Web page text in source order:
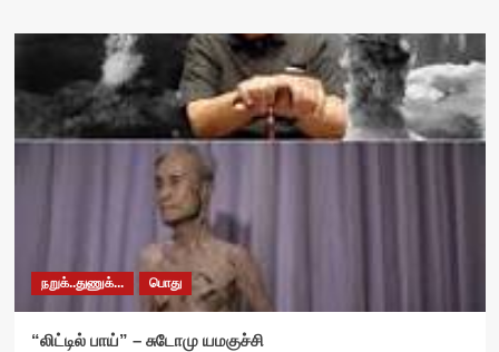
நறுக்..துணுக்... பொது
“லிட்டில் பாய்” – சுடோமு யமகுச்சி